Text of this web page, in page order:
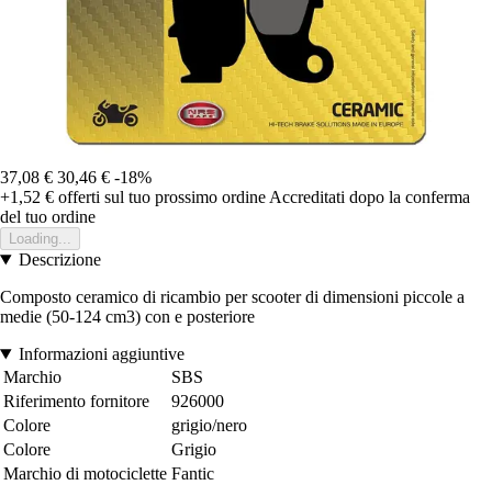
37,08 € 30,46 € -18%
+1,52 € offerti sul tuo prossimo ordine Accreditati dopo la conferma
del tuo ordine
Loading...
Descrizione
Composto ceramico di ricambio per scooter di dimensioni piccole a
medie (50-124 cm3) con e posteriore
Informazioni aggiuntive
Marchio
SBS
Riferimento fornitore
926000
Colore
grigio/nero
Colore
Grigio
Marchio di motociclette Fantic